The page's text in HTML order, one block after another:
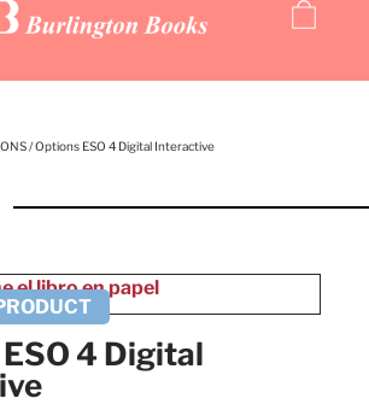
/ Options ESO 4 Digital Interactive
4 Digital